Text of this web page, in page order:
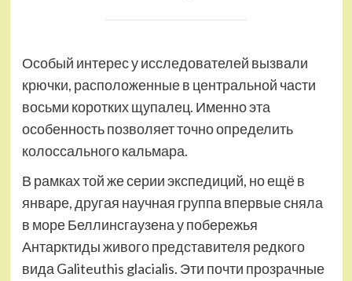
Особый интерес у исследователей вызвали
крючки, расположенные в центральной части
восьми коротких щупалец. Именно эта
особенность позволяет точно определить
колоссального кальмара.
В рамках той же серии экспедиций, но ещё в
январе, другая научная группа впервые сняла
в море Беллинсгаузена у побережья
Антарктиды живого представителя редкого
вида Galiteuthis glacialis. Эти почти прозрачные